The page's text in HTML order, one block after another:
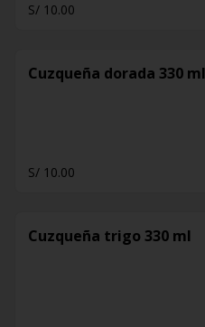
S/ 10.00
Cuzqueña dorada 330 ml
S/ 10.00
Cuzqueña trigo 330 ml